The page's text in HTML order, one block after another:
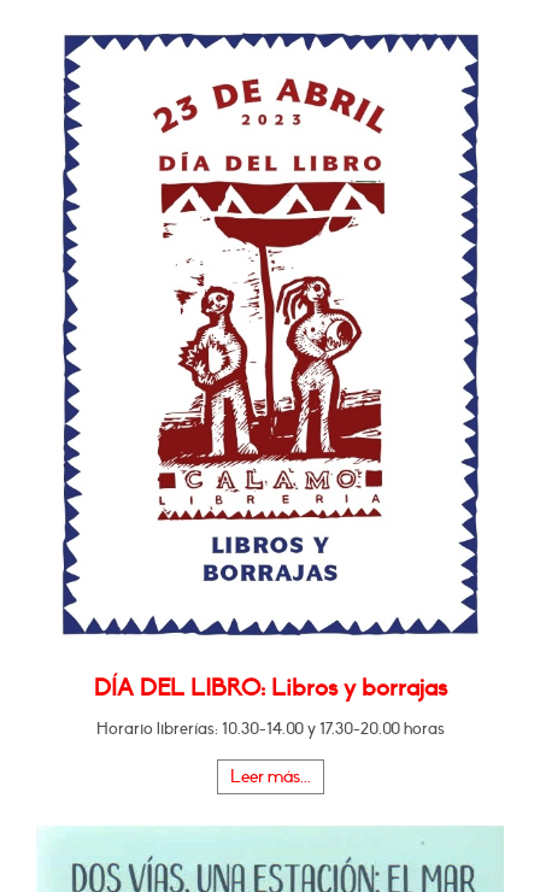
DÍA DEL LIBRO: Libros y borrajas
Horario librerías: 10.30-14.00 y 17.30-20.00 horas
Leer más...